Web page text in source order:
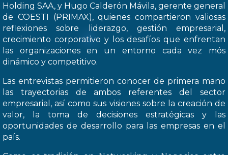
Holding SAA, y Hugo Calderón Mávila, gerente general
de COESTI (PRIMAX), quienes compartieron valiosas
reflexiones sobre liderazgo, gestión empresarial,
crecimiento corporativo y los desafíos que enfrentan
las organizaciones en un entorno cada vez mós
dinámico y competitivo.
Las entrevistas permitieron conocer de primera mano
las trayectorias de ambos referentes del sector
empresarial, así como sus visiones sobre la creación de
valor, la toma de decisiones estratégicas y las
oportunidades de desarrollo para las empresas en el
país.